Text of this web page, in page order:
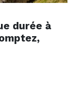
durée à